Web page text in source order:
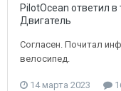
PilotOcean ответил в
Двигатель
Согласен. Почитал
велосипед.
14 марта 2023